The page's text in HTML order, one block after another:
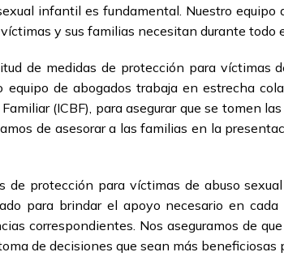
infantil es fundamental. Nuestro
y sus familias necesitan durante todo
de medidas de protección para
equipo de abogados trabaja en estrecha
(ICBF), para asegurar que se tomen
de asesorar a las familias en la
de protección para víctimas de abuso
para brindar el apoyo necesario en
correspondientes. Nos aseguramos de
de decisiones que sean más beneficiosas